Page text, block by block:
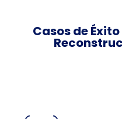
Casos de